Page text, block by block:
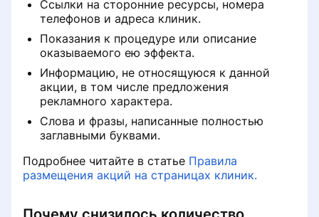
Ссылки на сторонние ресурсы, номера
телефонов и адреса клиник.
Показания к процедуре или описание
оказываемого ею эффекта.
Информацию, не относящуюся к данной
акции, в том числе предложения
рекламного характера.
Слова и фразы, написанные полностью
заглавными буквами.
Подробнее читайте в статье Правила
размещения акций на страницах клиник.